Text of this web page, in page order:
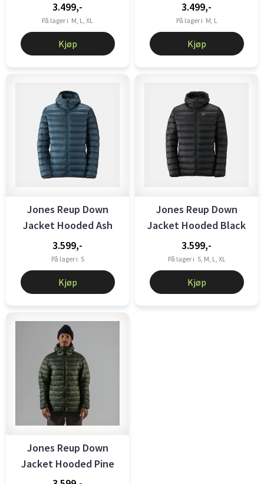
3.499,-
På lager i M, L, XL
Kjøp
3.499,-
På lager i M, L
Kjøp
Jones Reup Down
Jacket Hooded Ash
Blue
3.599,-
På lager i S
Kjøp
Jones Reup Down
Jacket Hooded Black
3.599,-
På lager i S, M, L, XL
Kjøp
Jones Reup Down
Jacket Hooded Pine